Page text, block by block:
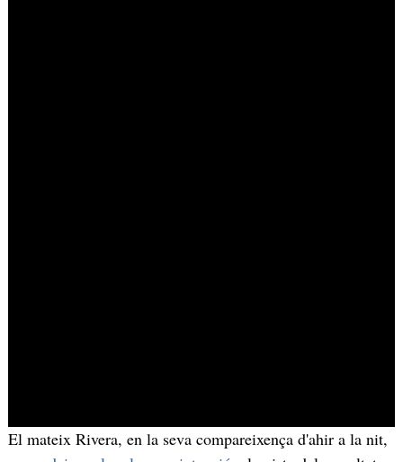
El mateix Rivera, en la seva compareixença d'ahir a la nit,